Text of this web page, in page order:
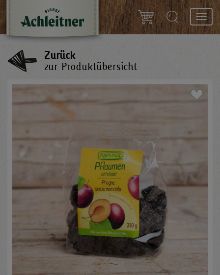
Zurück
zur Produktübersicht